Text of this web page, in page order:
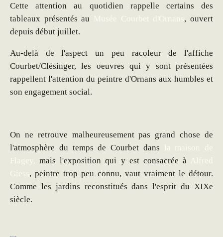
Cette attention au quotidien rappelle certains des
tableaux présentés au Musée Courbet d'Ornans, ouvert
depuis début juillet.
Au-delà de l'aspect un peu racoleur de l'affiche
Courbet/Clésinger, les oeuvres qui y sont présentées
rappellent l'attention du peintre d'Ornans aux humbles et
son engagement social.
On ne retrouve malheureusement pas grand chose de
l'atmosphère du temps de Courbet dans
la maison de
Flagey,
mais l'exposition qui y est consacrée à
Alfred
Giess, peintre trop peu connu, vaut vraiment le détour.
Comme les jardins reconstitués dans l'esprit du XIXe
siècle.